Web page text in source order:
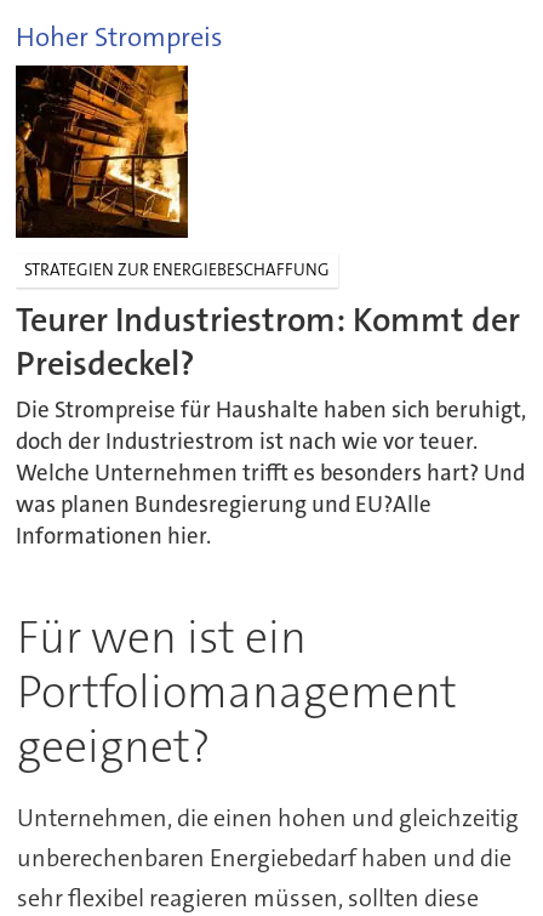
Hoher Strompreis
STRATEGIEN ZUR ENERGIEBESCHAFFUNG
Teurer Industriestrom: Kommt der
Preisdeckel?
Die Strompreise für Haushalte haben sich beruhigt,
doch der Industriestrom ist nach wie vor teuer.
Welche Unternehmen trifft es besonders hart? Und
was planen Bundesregierung und EU?Alle
Informationen hier.
Für wen ist ein
Portfoliomanagement
geeignet?
Unternehmen, die einen hohen und gleichzeitig
unberechenbaren Energiebedarf haben und die
sehr flexibel reagieren müssen, sollten diese